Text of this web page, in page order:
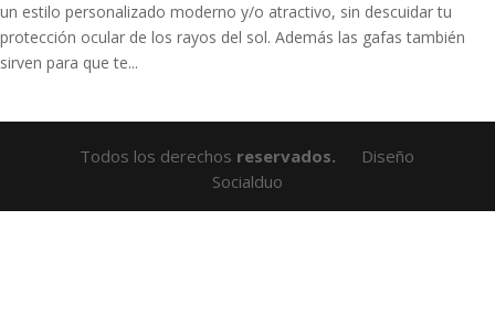
un estilo personalizado moderno y/o atractivo, sin descuidar tu
protección ocular de los rayos del sol. Además las gafas también
sirven para que te...
Todos los derechos reservados.
Diseño
Socialduo